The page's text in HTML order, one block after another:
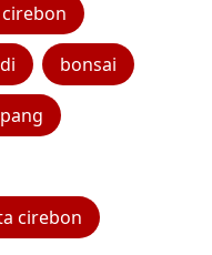
cirebon
bonsai
cirebon